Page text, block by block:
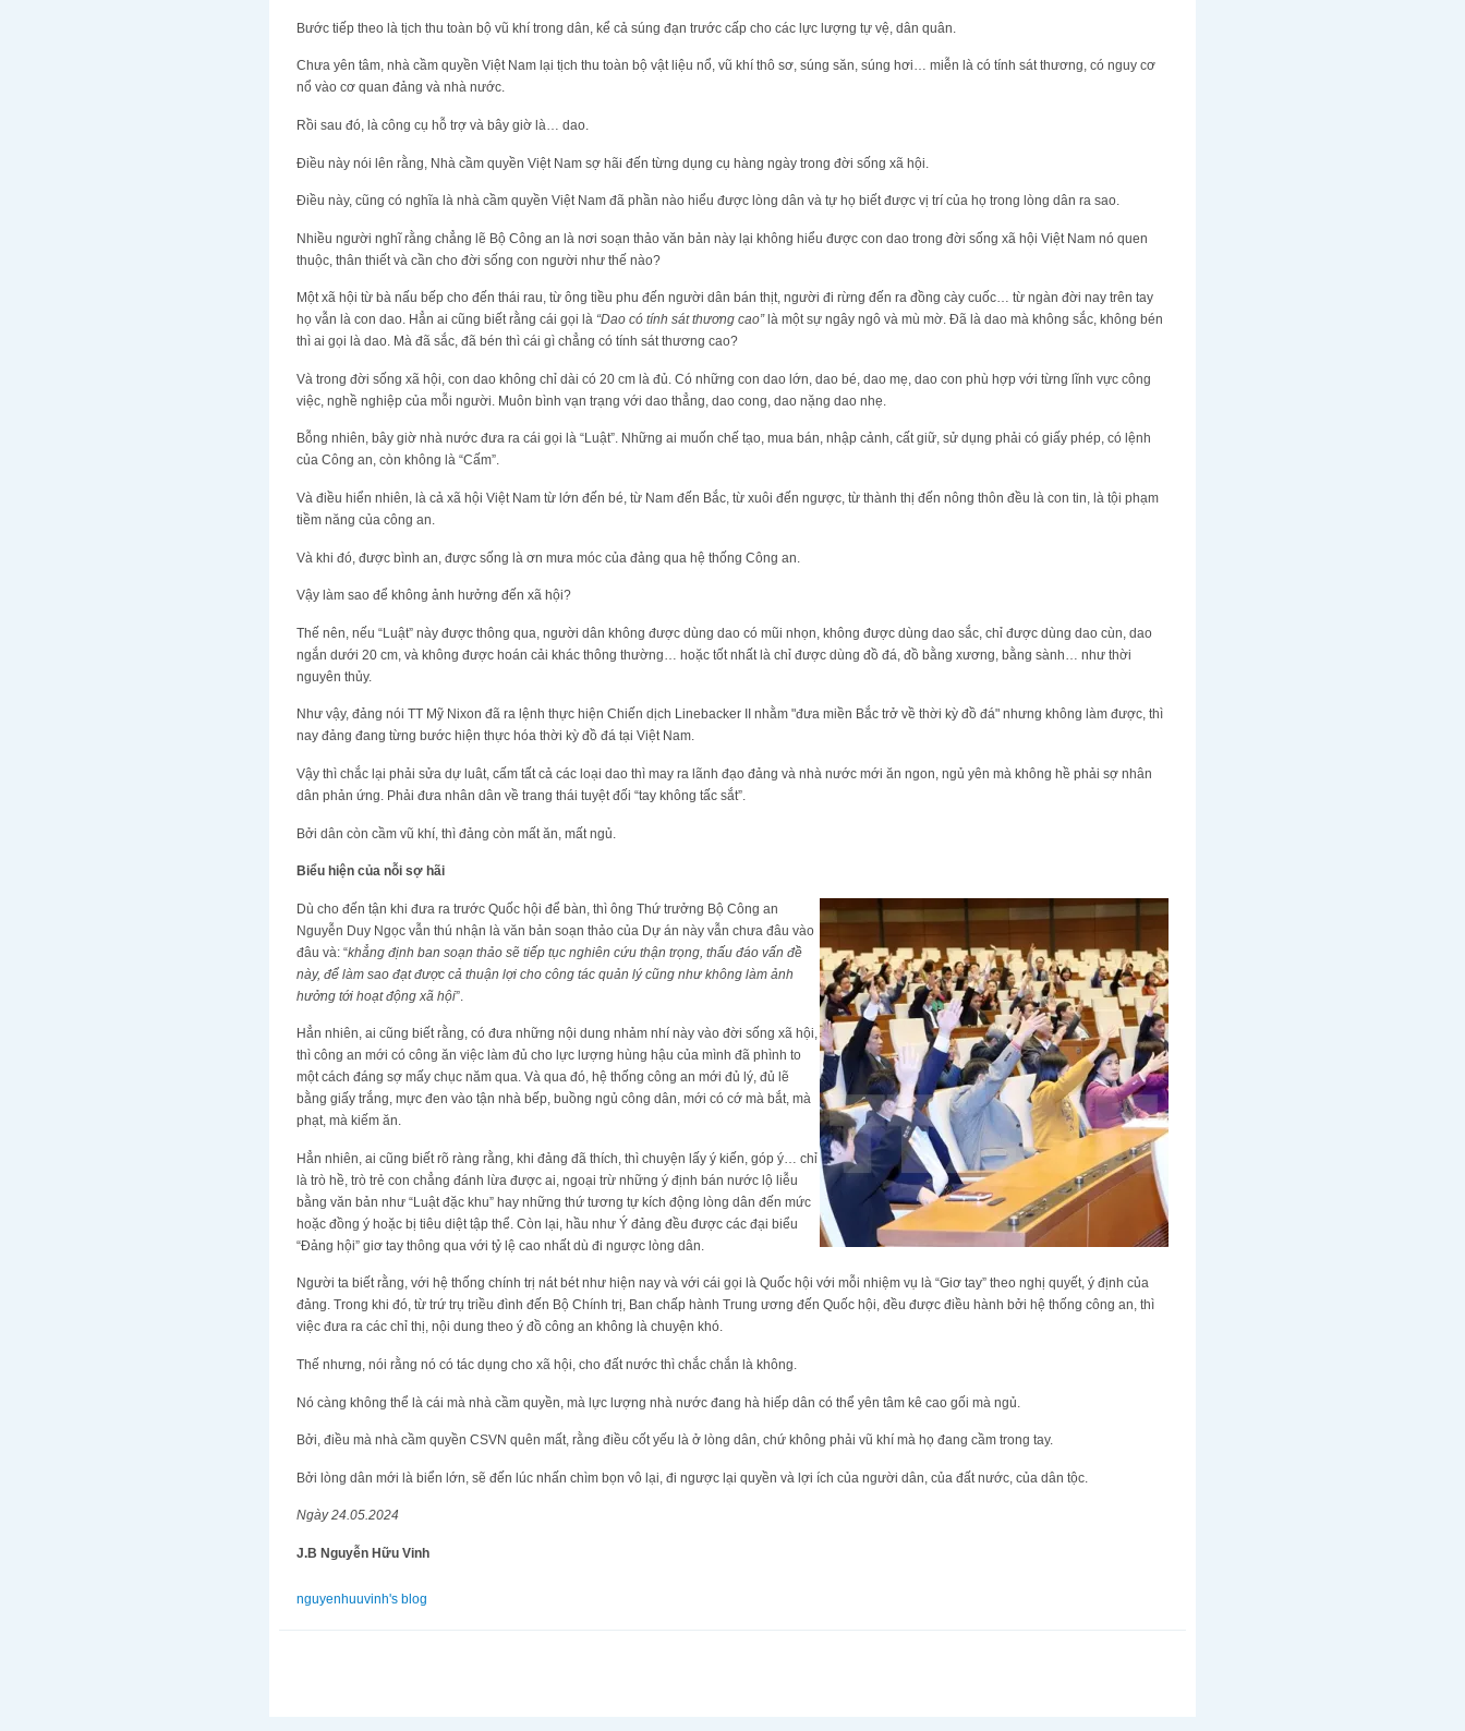
Bước tiếp theo là tịch thu toàn bộ vũ khí trong dân, kể cả súng đạn trước cấp cho các lực lượng tự vệ, dân quân.
Chưa yên tâm, nhà cầm quyền Việt Nam lại tịch thu toàn bộ vật liệu nổ, vũ khí thô sơ, súng săn, súng hơi… miễn là có tính sát thương, có nguy cơ
nổ vào cơ quan đảng và nhà nước.
Rồi sau đó, là công cụ hỗ trợ và bây giờ là… dao.
Điều này nói lên rằng, Nhà cầm quyền Việt Nam sợ hãi đến từng dụng cụ hàng ngày trong đời sống xã hội.
Điều này, cũng có nghĩa là nhà cầm quyền Việt Nam đã phần nào hiểu được lòng dân và tự họ biết được vị trí của họ trong lòng dân ra sao.
Nhiều người nghĩ rằng chẳng lẽ Bộ Công an là nơi soạn thảo văn bản này lại không hiểu được con dao trong đời sống xã hội Việt Nam nó quen
thuộc, thân thiết và cần cho đời sống con người như thế nào?
Một xã hội từ bà nấu bếp cho đến thái rau, từ ông tiều phu đến người dân bán thịt, người đi rừng đến ra đồng cày cuốc… từ ngàn đời nay trên tay
họ vẫn là con dao. Hẳn ai cũng biết rằng cái gọi là “Dao có tính sát thương cao”là một sự ngây ngô và mù mờ. Đã là dao mà không sắc, không bén
thì ai gọi là dao. Mà đã sắc, đã bén thì cái gì chẳng có tính sát thương cao?
Và trong đời sống xã hội, con dao không chỉ dài có 20 cm là đủ. Có những con dao lớn, dao bé, dao mẹ, dao con phù hợp với từng lĩnh vực công
việc, nghề nghiệp của mỗi người. Muôn bình vạn trạng với dao thẳng, dao cong, dao nặng dao nhẹ.
Bỗng nhiên, bây giờ nhà nước đưa ra cái gọi là “Luật”. Những ai muốn chế tạo, mua bán, nhập cảnh, cất giữ, sử dụng phải có giấy phép, có lệnh
của Công an, còn không là “Cấm”.
Và điều hiển nhiên, là cả xã hội Việt Nam từ lớn đến bé, từ Nam đến Bắc, từ xuôi đến ngược, từ thành thị đến nông thôn đều là con tin, là tội phạm
tiềm năng của công an.
Và khi đó, được bình an, được sống là ơn mưa móc của đảng qua hệ thống Công an.
Vậy làm sao để không ảnh hưởng đến xã hội?
Thế nên, nếu “Luật” này được thông qua, người dân không được dùng dao có mũi nhọn, không được dùng dao sắc, chỉ được dùng dao cùn, dao
ngắn dưới 20 cm, và không được hoán cải khác thông thường… hoặc tốt nhất là chỉ được dùng đồ đá, đồ bằng xương, bằng sành… như thời
nguyên thủy.
Như vậy, đảng nói TT Mỹ Nixon đã ra lệnh thực hiện Chiến dịch Linebacker II nhằm "đưa miền Bắc trở về thời kỳ đồ đá" nhưng không làm được, thì
nay đảng đang từng bước hiện thực hóa thời kỳ đồ đá tại Việt Nam.
Vậy thì chắc lại phải sửa dự luât, cấm tất cả các loại dao thì may ra lãnh đạo đảng và nhà nước mới ăn ngon, ngủ yên mà không hề phải sợ nhân
dân phản ứng. Phải đưa nhân dân về trang thái tuyệt đối “tay không tấc sắt”.
Bởi dân còn cầm vũ khí, thì đảng còn mất ăn, mất ngủ.
Biểu hiện của nỗi sợ hãi
Dù cho đến tận khi đưa ra trước Quốc hội để bàn, thì ông Thứ trưởng Bộ Công an
Nguyễn Duy Ngọc vẫn thú nhận là văn bản soạn thảo của Dự án này vẫn chưa đâu vào
đâu và: “khẳng định ban soạn thảo sẽ tiếp tục nghiên cứu thận trọng, thấu đáo vấn đề
này, để làm sao đạt được cả thuận lợi cho công tác quản lý cũng như không làm ảnh
hưởng tới hoạt động xã hội”.
Hẳn nhiên, ai cũng biết rằng, có đưa những nội dung nhảm nhí này vào đời sống xã hội,
thì công an mới có công ăn việc làm đủ cho lực lượng hùng hậu của mình đã phình to
một cách đáng sợ mấy chục năm qua. Và qua đó, hệ thống công an mới đủ lý, đủ lẽ
bằng giấy trắng, mực đen vào tận nhà bếp, buồng ngủ công dân, mới có cớ mà bắt, mà
phạt, mà kiếm ăn.
Hẳn nhiên, ai cũng biết rõ ràng rằng, khi đảng đã thích, thì chuyện lấy ý kiến, góp ý… chỉ
là trò hề, trò trẻ con chẳng đánh lừa được ai, ngoại trừ những ý định bán nước lộ liễu
bằng văn bản như “Luật đặc khu” hay những thứ tương tự kích động lòng dân đến mức
hoặc đồng ý hoặc bị tiêu diệt tập thể. Còn lại, hầu như Ý đảng đều được các đại biểu
“Đảng hội” giơ tay thông qua với tỷ lệ cao nhất dù đi ngược lòng dân.
Người ta biết rằng, với hệ thống chính trị nát bét như hiện nay và với cái gọi là Quốc hội với mỗi nhiệm vụ là “Giơ tay” theo nghị quyết, ý định của
đảng. Trong khi đó, từ trứ trụ triều đình đến Bộ Chính trị, Ban chấp hành Trung ương đến Quốc hội, đều được điều hành bởi hệ thống công an, thì
việc đưa ra các chỉ thị, nội dung theo ý đồ công an không là chuyện khó.
Thế nhưng, nói rằng nó có tác dụng cho xã hội, cho đất nước thì chắc chắn là không.
Nó càng không thể là cái mà nhà cầm quyền, mà lực lượng nhà nước đang hà hiếp dân có thể yên tâm kê cao gối mà ngủ.
Bởi, điều mà nhà cầm quyền CSVN quên mất, rằng điều cốt yếu là ở lòng dân, chứ không phải vũ khí mà họ đang cầm trong tay.
Bởi lòng dân mới là biển lớn, sẽ đến lúc nhấn chìm bọn vô lại, đi ngược lại quyền và lợi ích của người dân, của đất nước, của dân tộc.
Ngày 24.05.2024
J.B Nguyễn Hữu Vinh
nguyenhuuvinh's blog